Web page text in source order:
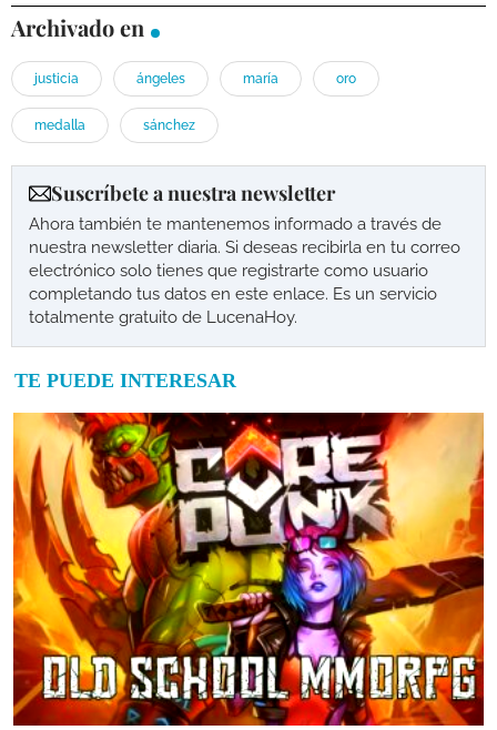
Archivado en
justicia ángeles maría oro
medalla sánchez
Suscríbete a nuestra newsletter
Ahora también te mantenemos informado a través de
nuestra newsletter diaria. Si deseas recibirla en tu correo
electrónico solo tienes que registrarte como usuario
completando tus datos en este enlace. Es un servicio
totalmente gratuito de LucenaHoy.
TE PUEDE INTERESAR